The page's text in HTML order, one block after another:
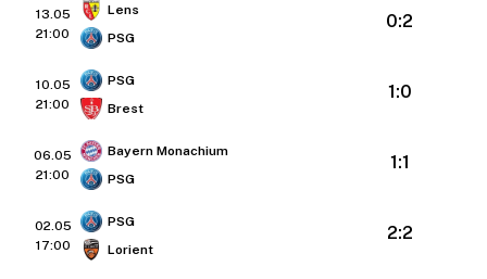
13.05
21:00
Lens
PSG
0:2
10.05
21:00
PSG
Brest
1:0
06.05
21:00
Bayern Monachium
PSG
1:1
02.05
17:00
PSG
Lorient
2:2